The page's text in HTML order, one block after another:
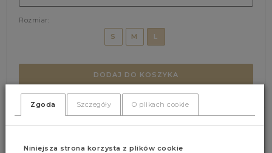
Rozmiar:
S
M L
DODAJ DO KOSZYKA
(358) (0)
Zgoda Szczegóły O plikach cookie
Niniejsza strona korzysta z plików cookie